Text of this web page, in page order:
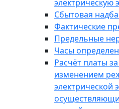
электрическую
Сбытовая
Фактические
Предельные
Часы
Расчёт платы
изменением
электрической